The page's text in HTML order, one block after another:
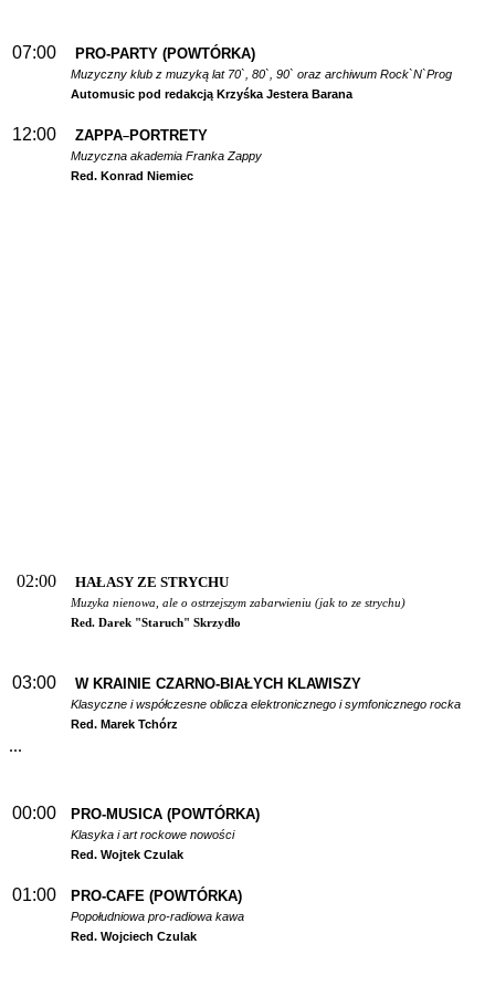
07:00 PRO-PARTY (POWTÓRKA)
Muzyczny klub z muzyką lat 70`, 80`, 90` oraz archiwum Rock`N`Prog
Automusic pod redakcją Krzyśka Jestera Barana
12:00 ZAPPA–PORTRETY
Muzyczna akademia Franka Zappy
Red. Konrad Niemiec
02:00 HAŁASY ZE STRYCHU
Muzyka nienowa, ale o ostrzejszym zabarwieniu (jak to ze strychu)
Red. Darek "Staruch" Skrzydło
03:00 W KRAINIE CZARNO-BIAŁYCH KLAWISZY
Klasyczne i współczesne oblicza elektronicznego i symfonicznego rocka
Red. Marek Tchórz
...
00:00 PRO-MUSICA (POWTÓRKA)
Klasyka i art rockowe nowości
Red. Wojtek Czulak
01:00 PRO-CAFE (POWTÓRKA)
Popołudniowa pro-radiowa kawa
Red. Wojciech Czulak